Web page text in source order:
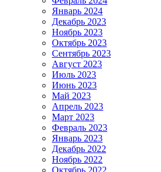
Январь 2024
Декабрь 2023
Ноябрь 2023
Октябрь 2023
Сентябрь 2023
Август 2023
Июль 2023
Июнь 2023
Май 2023
Апрель 2023
Март 2023
Февраль 2023
Январь 2023
Декабрь 2022
Ноябрь 2022
Октябрь 2022